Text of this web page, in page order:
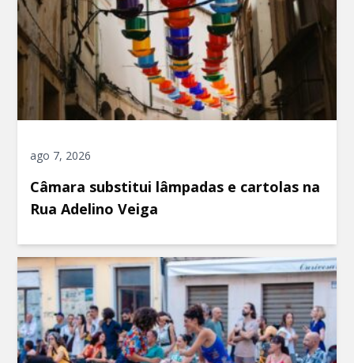
ago 7, 2026
Câmara substitui lâmpadas e cartolas na
Rua Adelino Veiga